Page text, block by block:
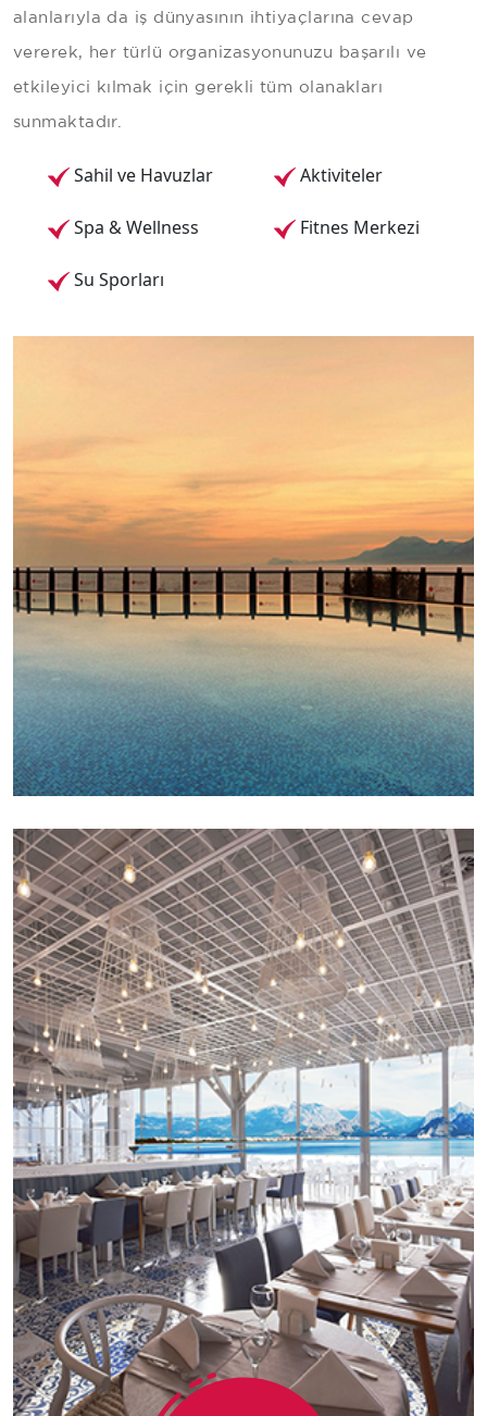
alanlarıyla da iş dünyasının ihtiyaçlarına cevap
vererek, her türlü organizasyonunuzu başarılı ve
etkileyici kılmak için gerekli tüm olanakları
sunmaktadır.
Sahil ve Havuzlar Aktiviteler
Spa & Wellness Fitnes Merkezi
Su Sporları